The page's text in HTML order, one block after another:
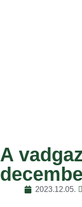
A
2023.12.05.